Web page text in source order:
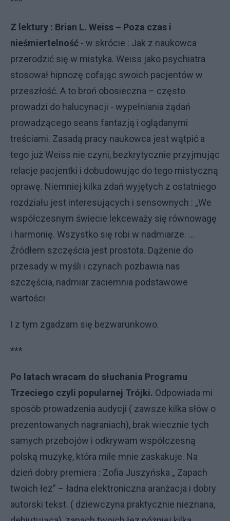
Z lektury : Brian L. Weiss – Poza czas i
nieśmiertelność - w skrócie : Jak z naukowca
przerodzić się w mistyka. Weiss jako psychiatra
stosował hipnozę cofając swoich pacjentów w
przeszłość. A to broń obosieczna – często
prowadzi do halucynacji - wypełniania żądań
prowadzącego seans fantazją i oglądanymi
treściami. Zasadą pracy naukowca jest wątpić a
tego już Weiss nie czyni, bezkrytycznie przyjmując
relacje pacjentki i dobudowując do tego mistyczną
oprawę. Niemniej kilka zdań wyjętych z ostatniego
rozdziału jest interesujących i sensownych : „We
współczesnym świecie lekceważy się równowagę
i harmonię. Wszystko się robi w nadmiarze. …
Źródłem szczęścia jest prostota. Dążenie do
przesady w myśli i czynach pozbawia nas
szczęścia, nadmiar zaciemnia podstawowe
wartości
I z tym zgadzam się bezwarunkowo.
***
Po latach wracam do słuchania Programu
Trzeciego czyli popularnej Trójki. Odpowiada mi
sposób prowadzenia audycji ( zawsze kilka słów o
prezentowanych nagraniach), brak wiecznie tych
samych przebojów i odkrywam współczesną
polską muzykę, która mile mnie zaskakuje. Na
dzień dobry premiera : Zofia Juszyńska „ Zapach
twoich łez” – ładna elektroniczna aranżacja i dobry
autorski tekst. ( dziewczyna praktycznie nieznana,